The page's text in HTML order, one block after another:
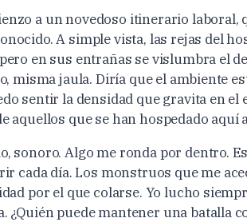
a un novedoso itinerario laboral,
A simple vista, las rejas del
en sus entrañas se vislumbra el
misma jaula. Diría que el ambiente
sentir la densidad que gravita en
aquellos que se han hospedado aquí
sonoro. Algo me ronda por dentro.
cada día. Los monstruos que me
por el que colarse. Yo lucho
¿Quién puede mantener una batalla